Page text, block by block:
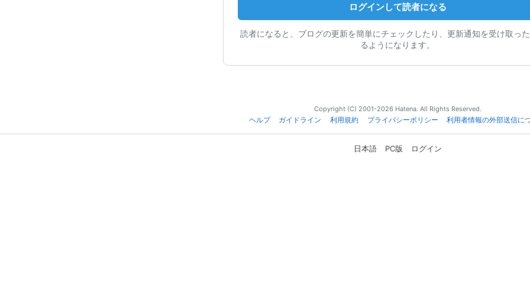
ログインして読者になる
読者になると、ブログの更新を簡単にチェックしたり、更新通知を受け取っ
るようになります。
Copyright (C) 2001-2026 Hatena. All Rights Reserved.
ヘルプ
ガイドライン 利用規約 プライバシーポリシー 利用者情報の外部送信に
日本語 PC版 ログイン